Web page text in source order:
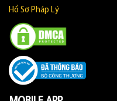
Hồ Sơ Pháp Lý